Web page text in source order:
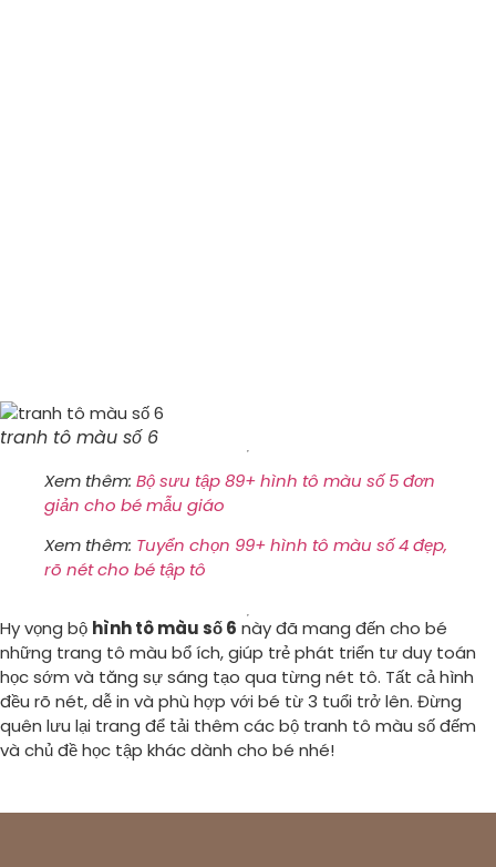
tranh tô màu số 6
Xem thêm: Bộ sưu tập 89+ hình tô màu số 5 đơn
giản cho bé mẫu giáo
Xem thêm: Tuyển chọn 99+ hình tô màu số 4 đẹp,
rõ nét cho bé tập tô
Hy vọng bộ hình tô màu số 6 này đã mang đến cho bé
những trang tô màu bổ ích, giúp trẻ phát triển tư duy toán
học sớm và tăng sự sáng tạo qua từng nét tô. Tất cả hình
đều rõ nét, dễ in và phù hợp với bé từ 3 tuổi trở lên. Đừng
quên lưu lại trang để tải thêm các bộ tranh tô màu số đếm
và chủ đề học tập khác dành cho bé nhé!